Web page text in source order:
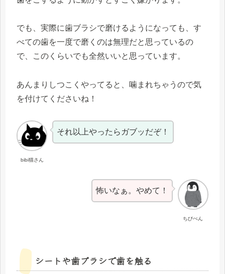
でも、実際に歯ブラシで磨けるようになっても、す
べての歯を一度で磨くのは無理だと思っているの
で、このくらいでも全然いいと思っています。
あんまりしつこくやってると、噛まれちゃうので気
を付けてくださいね！
bibi猫さん
それ以上やったらガブッだぞ！
ちびぺん
怖いなぁ。やめて！
シートや歯ブラシで歯を触る